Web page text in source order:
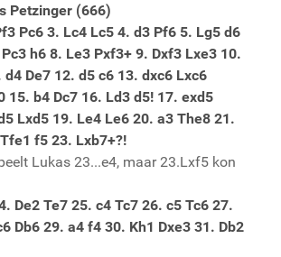
Petzinger (666)
Pc6 3. Lc4 Lc5 4. d3 Pf6 5. Lg5 d6
h6 8. Le3 Pxf3+ 9. Dxf3 Lxe3 10.
De7 12. d5 c6 13. dxc6 Lxc6
15. b4 Dc7 16. Ld3 d5! 17. exd5
Lxd5 19. Le4 Le6 20. a3 The8 21.
f5 23. Lxb7+?!
Lukas 23...e4, maar 23.Lxf5 kon
De2 Te7 25. c4 Tc7 26. c5 Tc6 27.
Db6 29. a4 f4 30. Kh1 Dxe3 31. Db2